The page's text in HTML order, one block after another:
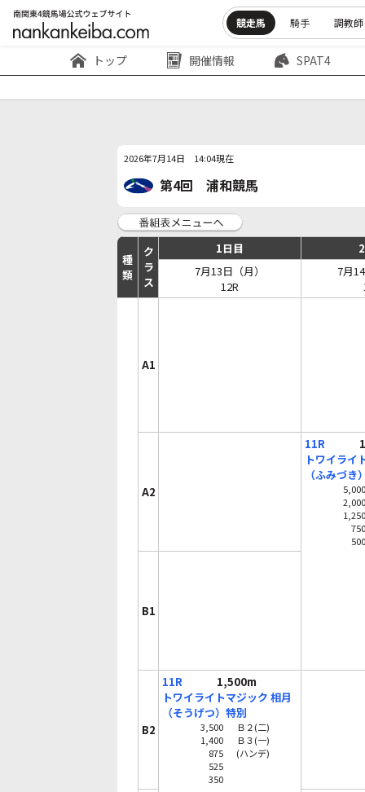
競走馬 騎手 調教師
トップ 開催情報 SPAT4
2026年7月14日 14:04現在
第4回 浦和競馬
種
類
ク
ラ
ス
1日目
7月13日（月）
12R
7月
A1
A2
11R
トワイライ
（ふみづき
5,000
2,000
1,250
750
500
B1
B2
11R
1,500m
トワイライトマジック 相月
（そうげつ）特別
3,500
1,400
875
525
350
Ｂ２(二)
Ｂ３(一)
(ハンデ)